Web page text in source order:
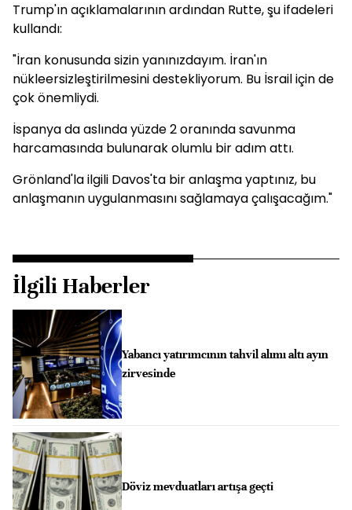
Trump'ın açıklamalarının ardından Rutte, şu ifadeleri
kullandı:
"İran konusunda sizin yanınızdayım. İran'ın
nükleersizleştirilmesini destekliyorum. Bu İsrail için de
çok önemliydi.
İspanya da aslında yüzde 2 oranında savunma
harcamasında bulunarak olumlu bir adım attı.
Grönland'la ilgili Davos'ta bir anlaşma yaptınız, bu
anlaşmanın uygulanmasını sağlamaya çalışacağım."
İlgili Haberler
Yabancı yatırımcının tahvil alımı altı ayın
zirvesinde
Döviz mevduatları artışa geçti